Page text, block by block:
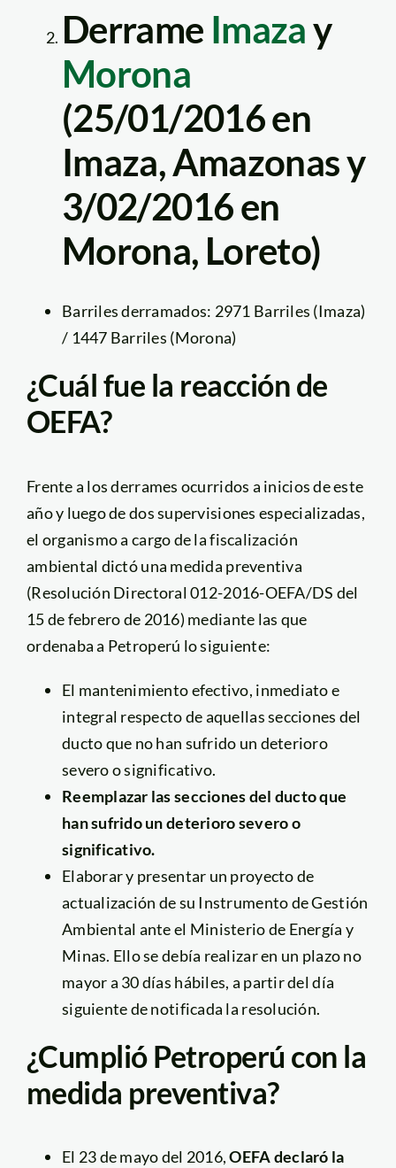
Derrame Imazay
Morona
(25/01/2016 en
Imaza, Amazonas y
3/02/2016 en
Morona, Loreto)
Barriles derramados: 2971 Barriles (Imaza)
/ 1447 Barriles (Morona)
¿Cuál fue la reacción de
OEFA?
Frente a los derrames ocurridos a inicios de este
año y luego de dos supervisiones especializadas,
el organismo a cargo de la fiscalización
ambiental dictó una medida preventiva
(Resolución Directoral 012-2016-OEFA/DS del
15 de febrero de 2016) mediante las que
ordenaba a Petroperú lo siguiente:
El mantenimiento efectivo, inmediato e
integral respecto de aquellas secciones del
ducto que no han sufrido un deterioro
severo o significativo.
Reemplazar las secciones del ducto que
han sufrido un deterioro severo o
significativo.
Elaborar y presentar un proyecto de
actualización de su Instrumento de Gestión
Ambiental ante el Ministerio de Energía y
Minas. Ello se debía realizar en un plazo no
mayor a 30 días hábiles, a partir del día
siguiente de notificada la resolución.
¿Cumplió Petroperú con la
medida preventiva?
El 23 de mayo del 2016,OEFA declaró la